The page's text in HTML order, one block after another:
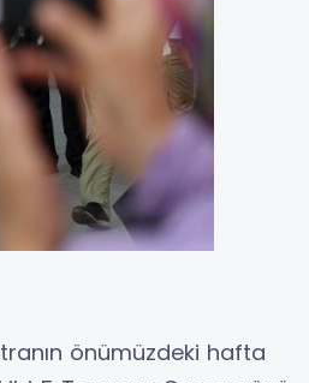
önümüzdeki hafta